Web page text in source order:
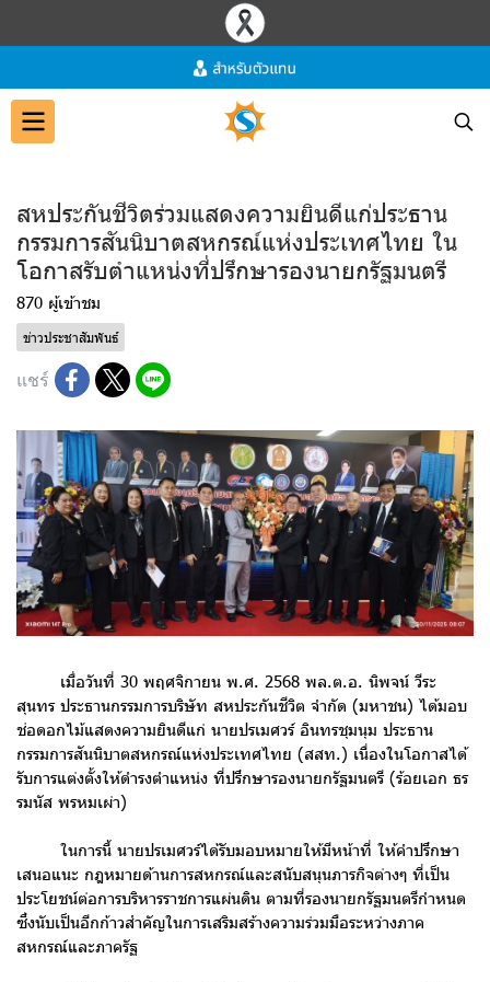
สหประกันชีวิตร่วมแสดงความยินดีแก่ประธาน
กรรมการสันนิบาตสหกรณ์แห่งประเทศไทย ใน
โอกาสรับตำแหน่งที่ปรึกษารองนายกรัฐมนตรี
870 ผู้เข้าชม
ข่าวประชาสัมพันธ์
แชร์
เมื่อวันที่ 30 พฤศจิกายน พ.ศ. 2568 พล.ต.อ. นิพจน์ วีระ
สุนทร ประธานกรรมการบริษัท สหประกันชีวิต จำกัด (มหาชน) ได้มอบ
ช่อดอกไม้แสดงความยินดีแก่ นายปรเมศวร์ อินทรชุมนุม ประธาน
กรรมการสันนิบาตสหกรณ์แห่งประเทศไทย (สสท.) เนื่องในโอกาสได้
รับการแต่งตั้งให้ดำรงตำแหน่ง ที่ปรึกษารองนายกรัฐมนตรี (ร้อยเอก ธร
รมนัส พรหมเผ่า)
ในการนี้ นายปรเมศวร์ได้รับมอบหมายให้มีหน้าที่ ให้คำปรึกษา
เสนอแนะ กฎหมายด้านการสหกรณ์และสนับสนุนภารกิจต่างๆ ที่เป็น
ประโยชน์ต่อการบริหารราชการแผ่นดิน ตามที่รองนายกรัฐมนตรีกำหนด
ซึ่งนับเป็นอีกก้าวสำคัญในการเสริมสร้างความร่วมมือระหว่างภาค
สหกรณ์และภาครัฐ